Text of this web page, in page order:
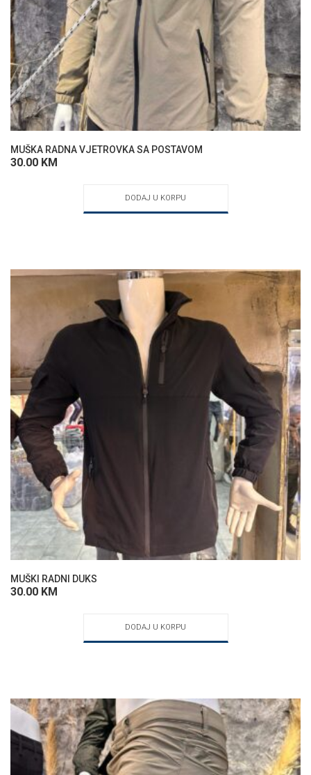
MUŠKA RADNA VJETROVKA SA POSTAVOM
30.00 KM
DODAJ U KORPU
MUŠKI RADNI DUKS
30.00 KM
DODAJ U KORPU